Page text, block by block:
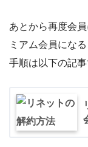
あとから再度会
ミアム会員にな
手順は以下の記事